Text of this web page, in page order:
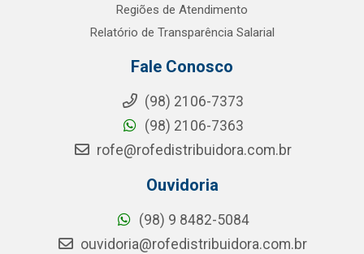
Regiões de Atendimento
Relatório de Transparência Salarial
Fale Conosco
(98) 2106-7373
(98) 2106-7363
rofe@rofedistribuidora.com.br
Ouvidoria
(98) 9 8482-5084
ouvidoria@rofedistribuidora.com.br